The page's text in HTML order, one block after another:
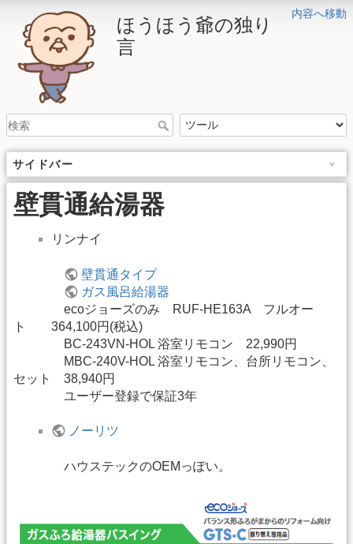
内容へ移動
ほうほう爺の独り
言
サイドバー
壁貫通給湯器
リンナイ
壁貫通タイプ
ガス風呂給湯器
ecoジョーズのみ RUF-HE163A フルオー
ト 364,100円(税込)
BC-243VN-HOL 浴室リモコン 22,990円
MBC-240V-HOL 浴室リモコン、台所リモコン、
セット 38,940円
ユーザー登録で保証3年
ノーリツ
ハウステックのOEMっぽい。